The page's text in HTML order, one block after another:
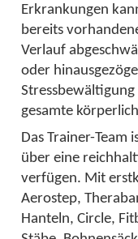
Erkrankungen
bereits
Verlauf
oder
gesamte
Das Trainer-Team
über eine
verfügen. Mit
Aerostep,
Hanteln, Circle,